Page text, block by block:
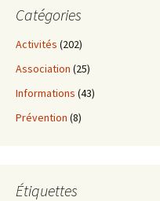
Catégories
Activités (202)
Association (25)
Informations (43)
Prévention (8)
Étiquettes